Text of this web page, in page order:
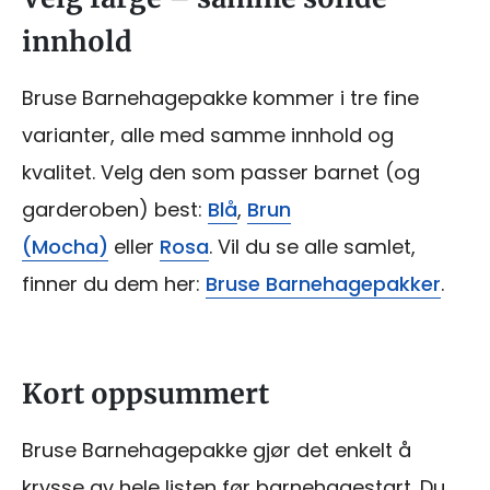
innhold
Bruse Barnehagepakke kommer i tre fine
varianter, alle med samme innhold og
kvalitet. Velg den som passer barnet (og
garderoben) best: Blå, Brun
(Mocha) eller Rosa. Vil du se alle samlet,
finner du dem her: Bruse Barnehagepakker.
Kort oppsummert
Bruse Barnehagepakke gjør det enkelt å